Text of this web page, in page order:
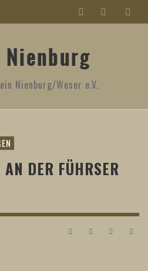
Nienburg/Weser e.V.
DER FÜHRSER